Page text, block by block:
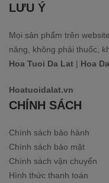
LƯU Ý
Mọi sản phẩm trên
năng, không phải thuốc,
Hoa Tuoi Da Lat | Hoa
Hoatuoidalat.vn
CHÍNH SÁCH
Chính sách bảo hành
Chính sách bảo mật
Chính sách vận chuyển
Hình thức thanh toán